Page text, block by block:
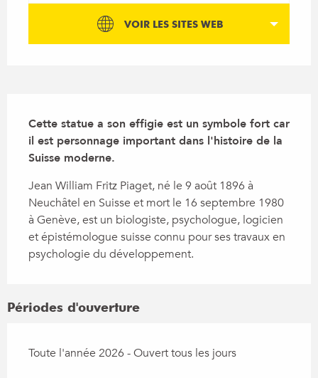
VOIR LES SITES WEB
Cette statue a son effigie est un symbole fort car
il est personnage important dans l'histoire de la
Suisse moderne.
Jean William Fritz Piaget, né le 9 août 1896 à
Neuchâtel en Suisse et mort le 16 septembre 1980
à Genève, est un biologiste, psychologue, logicien
et épistémologue suisse connu pour ses travaux en
psychologie du développement.
Périodes d'ouverture
Toute l'année 2026 - Ouvert tous les jours